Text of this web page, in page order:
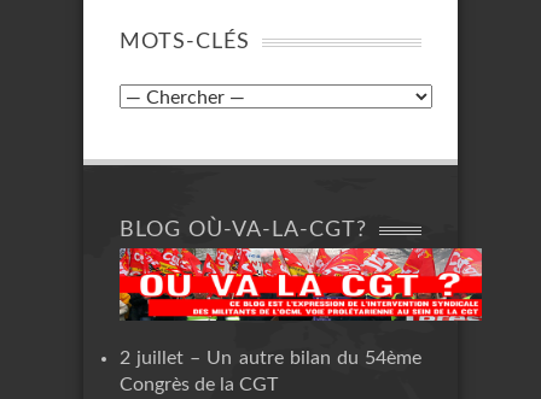
MOTS-CLÉS
BLOG OÙ-VA-LA-CGT?
2 juillet – Un autre bilan du 54ème
Congrès de la CGT